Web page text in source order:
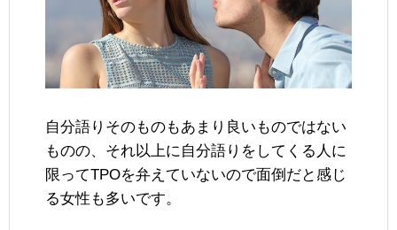
自分語りそのものもあまり良いものではない
ものの、それ以上に自分語りをしてくる人に
限ってTPOを弁えていないので面倒だと感じ
る女性も多いです。